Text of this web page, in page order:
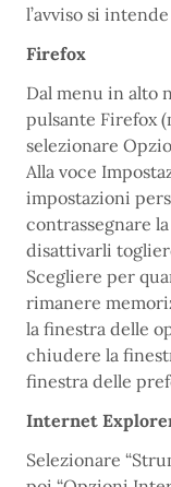
l’avviso si
Firefox
Dal menu in alto
pulsante Firefox
selezionare
Alla voce
impostazioni
contrassegnare
disattivarli
Scegliere per
rimanere
la finestra delle
chiudere la
finestra delle
Internet
Selezionare